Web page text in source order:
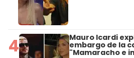
4 Mauro Icardi
embargo de la
"Mamaracho e